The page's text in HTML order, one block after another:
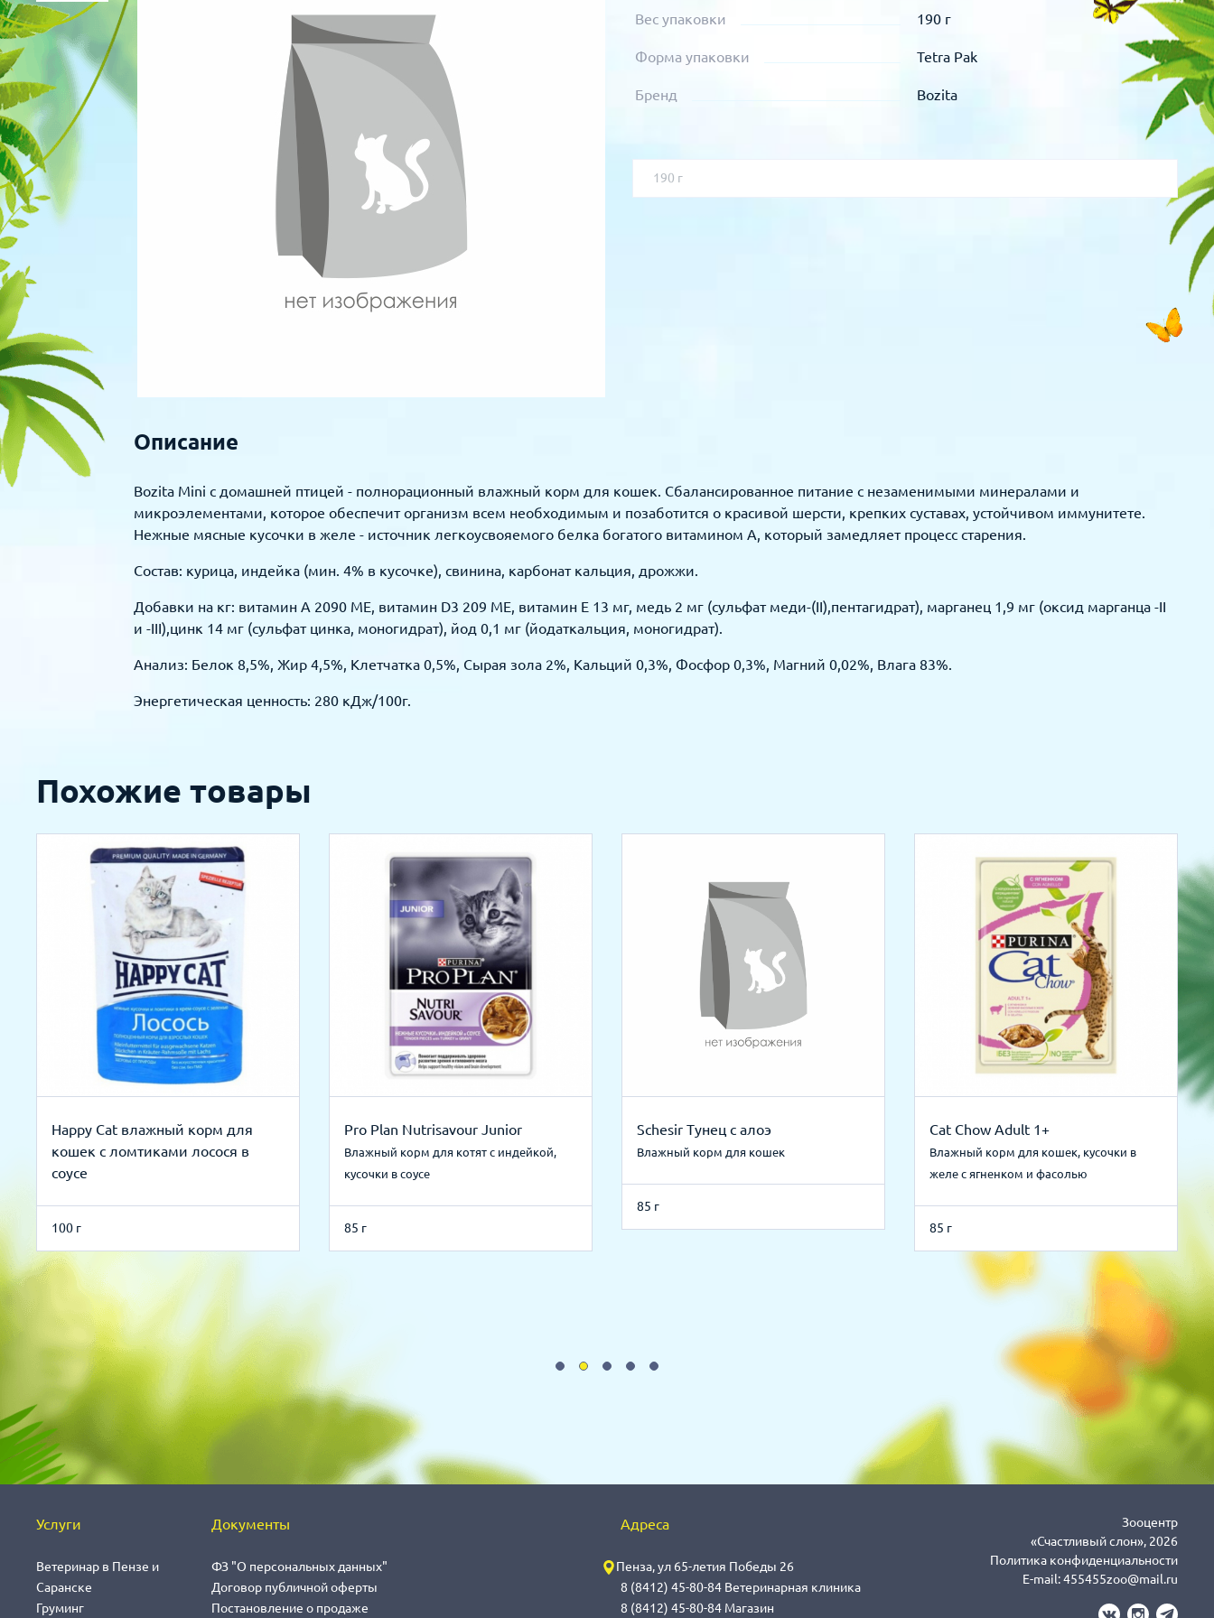
Для рыбок
Для рептилий Обследование
Лаборатория
Стоматология
Вес упаковки 190 г
Форма упаковки Tetra Pak
Бренд Bozita
190 г
Описание
Bozita Mini с домашней птицей - полнорационный влажный корм для кошек. Сбалансированное питание с незаменимыми минералами и
микроэлементами, которое обеспечит организм всем необходимым и позаботится о красивой шерсти, крепких суставах, устойчивом иммунитете.
Нежные мясные кусочки в желе - источник легкоусвояемого белка богатого витамином А, который замедляет процесс старения.
Состав: курица, индейка (мин. 4% в кусочке), свинина, карбонат кальция, дрожжи.
Добавки на кг: витамин А 2090 МЕ, витамин D3 209 МЕ, витамин Е 13 мг, медь 2 мг (сульфат меди-(II),пентагидрат), марганец 1,9 мг (оксид марганца -II
и -III),цинк 14 мг (сульфат цинка, моногидрат), йод 0,1 мг (йодаткальция, моногидрат).
Анализ: Белок 8,5%, Жир 4,5%, Клетчатка 0,5%, Сырая зола 2%, Кальций 0,3%, Фосфор 0,3%, Магний 0,02%, Влага 83%.
Энергетическая ценность: 280 кДж/100г.
Похожие товары
Happy Cat влажный корм для
кошек с ломтиками лосося в
соусе
100 г
Pro Plan Nutrisavour Junior
Влажный корм для котят с индейкой,
кусочки в соусе
85 г
Schesir Тунец с алоэ
Влажный корм для кошек
85 г
Cat Chow Adult 1+
Влажный корм для кошек, кусочки в
желе с ягненком и фасолью
85 г
Услуги
Ветеринар в Пензе и
Саранске
Груминг
Документы
ФЗ "О персональных данных"
Договор публичной оферты
Постановление о продаже
Адреса
Пенза, ул 65-летия Победы 26
8 (8412) 45-80-84 Ветеринарная клиника
8 (8412) 45-80-84 Магазин
Зооцентр
«Счастливый слон», 2026
Политика конфиденциальности
E-mail:455455zoo@mail.ru